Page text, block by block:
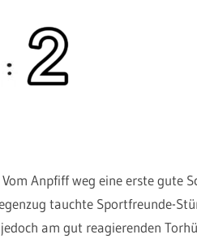
Anpfiff weg eine erste gute
tauchte Sportfreunde-
am gut reagierenden